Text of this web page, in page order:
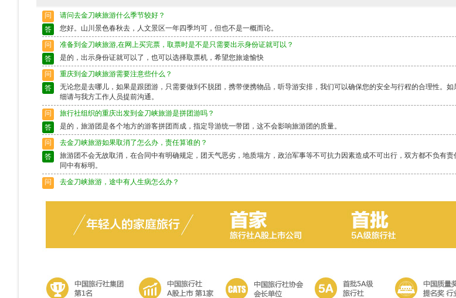
问
请问去金刀峡旅游什么季节较好？
答
您好。山川景色春秋去，人文景区一年四季均可，但也不是一概而论。
问
准备到金刀峡旅游,在网上买完票，取票时是不是只需要出示身份证就可以？
答
是的，出示身份证就可以了，也可以选择取票机，希望您旅途愉快
问
重庆到金刀峡旅游需要注意些什么？
答
无论您是去哪儿，如果是跟团游，只需要做到不脱团，携带便携物品，听导游安排，我们可以确保您的安全与行程的合理性。
细请与我方工作人员提前沟通。
问
旅行社组织的重庆出发到金刀峡旅游是拼团游吗？
答
是的，旅游团是各个地方的游客拼团而成，指定导游统一带团，这不会影响旅游团的质量。
问
去金刀峡旅游如果取消了怎么办，责任算谁的？
答
旅游团不会无故取消，在合同中有明确规定，团天气恶劣，地质塌方，政治军事等不可抗力因素造成不可出行，双方都不负有
同中有标明。
问
去金刀峡旅游，途中有人生病怎么办？
去金刀峡旅游途中脱团了怎么办？
请保留好导游的电话，以备不时之需。如果情况特殊请及时联系当地警察局，不要随便乱走。